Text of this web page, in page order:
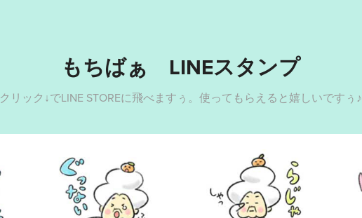
もちばぁ　LINEスタンプ
クリック↓でLINE STOREに飛べますぅ。使ってもらえると嬉しいですぅ♪